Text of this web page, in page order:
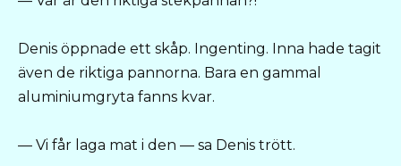
Denis öppnade ett skåp. Ingenting. Inna hade tagit
även de riktiga pannorna. Bara en gammal
aluminiumgryta fanns kvar.
— Vi får laga mat i den — sa Denis trött.